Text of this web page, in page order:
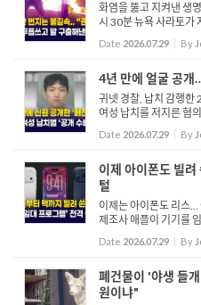
화염을 뚫고 지켜낸
시 30분 뉴욕 사라토가
를 받은 경찰이 현장에
으로 꺼내야 해...
Date 2026.07.29 By
4년 만에 얼굴 공개
귀넷 경찰, 납치 감행한
여성 납치를 저지른 혐
경찰에 공개됐습니다.
로렌스빌에서 벌어진
Date 2026.07.29 By
이제 아이폰도 빌려
털
이제는 아이폰도
제조사 애플이 기기를
입니다. 애플 사가 오늘
치는 12개월에서 24개
Date 2026.07.29 By
폐건물이 '야생 들
원이냐"